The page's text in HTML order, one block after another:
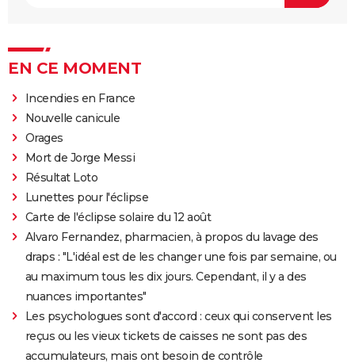
EN CE MOMENT
Incendies en France
Nouvelle canicule
Orages
Mort de Jorge Messi
Résultat Loto
Lunettes pour l'éclipse
Carte de l'éclipse solaire du 12 août
Alvaro Fernandez, pharmacien, à propos du lavage des
draps : "L'idéal est de les changer une fois par semaine, ou
au maximum tous les dix jours. Cependant, il y a des
nuances importantes"
Les psychologues sont d'accord : ceux qui conservent les
reçus ou les vieux tickets de caisses ne sont pas des
accumulateurs, mais ont besoin de contrôle